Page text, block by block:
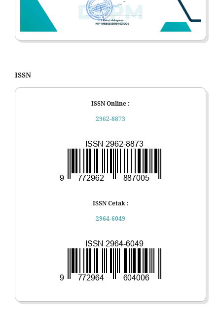
ISSN
ISSN Online :
2962-8873
ISSN Cetak :
2964-6049